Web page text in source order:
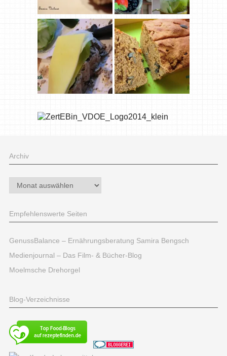
Archiv
Archiv
Empfehlenswerte Seiten
GenussBalance – Ernährungsberatung Samira Bengsch
Medienjournal – Das Film- & Bücher-Blog
Moelmsche Drehorgel
Blog-Verzeichnisse